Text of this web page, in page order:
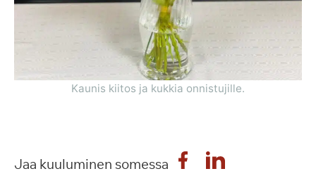
Kaunis kiitos ja kukkia onnistujille.
Jaa kuuluminen somessa